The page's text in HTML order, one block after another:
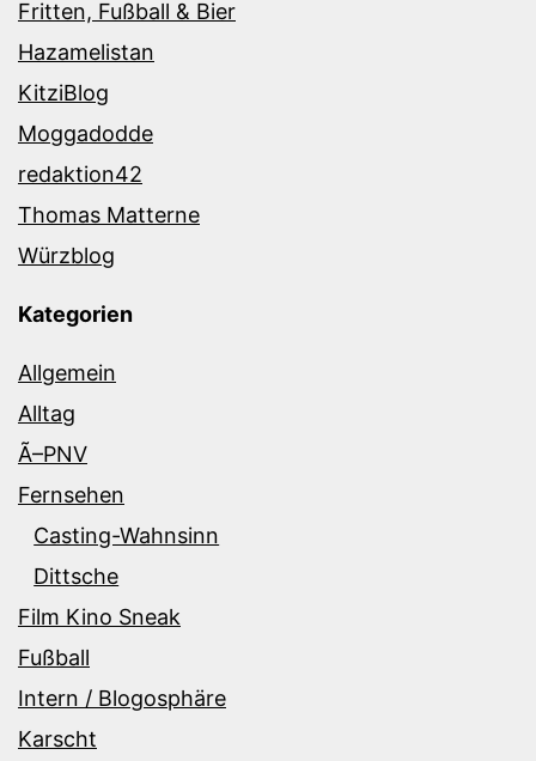
Fritten, Fußball & Bier
Hazamelistan
KitziBlog
Moggadodde
redaktion42
Thomas Matterne
Würzblog
Kategorien
Allgemein
Alltag
Ã–PNV
Fernsehen
Casting-Wahnsinn
Dittsche
Film Kino Sneak
Fußball
Intern / Blogosphäre
Karscht